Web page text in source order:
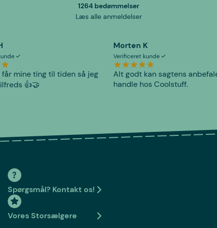
1264 bedømmelser
Læs alle anmeldelser
får mine ting til tiden så jeg
👍🤝
Morten K
Verificeret kunde
Alt godt kan sagtens
handle hos Coolstuff.
Spørgsmål? Kontakt os!
Vores Storsælgere